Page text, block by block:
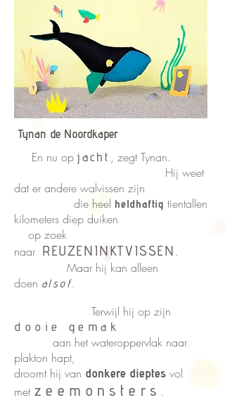
Tynan de Noordkaper
En nu op jacht , zegt Tynan.
Hij weet
dat er andere walvissen zijn
die heel heldhaftig tientallen
kilometers diep duiken
op zoek
naar REUZENINKTVISSEN .
Maar hij kan alleen
doen alsof.
Terwijl hij op zijn
dooie gemak
aan het wateroppervlak naar
plakton hapt,
droomt hij van donkere dieptes vol
met zeemonsters .